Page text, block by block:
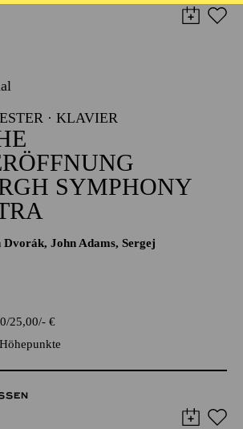
· KLAVIER
SYMPHONY
John Adams, Sergej
25,00 - €